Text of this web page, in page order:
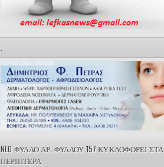
.
NEO ΦΥΛΛΟ ΑΡ. ΦΥΛΛΟΥ 157 ΚΥΚΛΟΦΟΡΕΙ ΣΤΑ
ΠΕΡΙΠΤΕΡΑ